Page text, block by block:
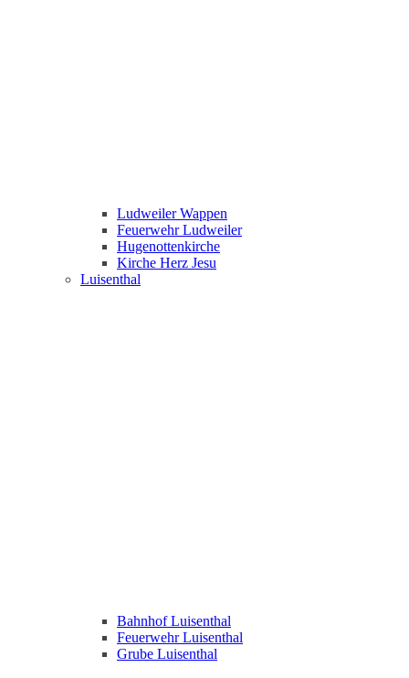
Ludweiler Wappen
Feuerwehr Ludweiler
Hugenottenkirche
Kirche Herz Jesu
Luisenthal
Bahnhof Luisenthal
Feuerwehr Luisenthal
Grube Luisenthal